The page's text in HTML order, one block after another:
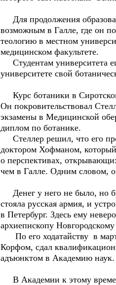
Для продолжения
возможным в Галле, где он
теологию в местном
медицинском факультете.
Студентам университета
университете свой
Курс ботаники в
Он покровительствовал
экзамены в Медицинской
диплом по ботанике.
Стеллер решил, что его
доктором Хофманом,
о перспективах,
чем в Галле. Одним словом,
Денег у него не было, но
стояла русская армия, и
в Петербург. Здесь ему
архиепископу
По его ходатайству в
Корфом, сдал
адъюнктом в Академию наук.
В Академии к этому